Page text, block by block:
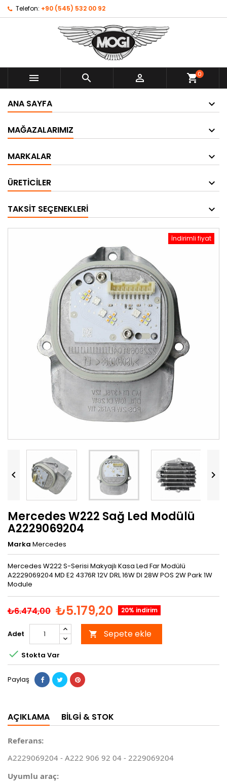
Telefon: +90 (545) 532 00 92
   shopping_cart0
ANA SAYFA
MAĞAZALARIMIZ
MARKALAR
ÜRETICILER
TAKSIT SEÇENEKLERI
İndirimli fiyat
 
Mercedes W222 Sağ Led Modülü
A2229069204
Marka Mercedes
Mercedes W222 S-Serisi Makyajlı Kasa Led Far Modülü
A2229069204 MD E2 4376R 12V DRL 16W DI 28W POS 2W Park 1W
Module
₺6.474,00 ₺5.179,20 20% indirim
Adet  Sepete ekle
 Stokta Var
Paylaş
AÇIKLAMA BILGI & STOK
Referans:
A2229069204 - A222 906 92 04 - 2229069204
Uyumlu araç: